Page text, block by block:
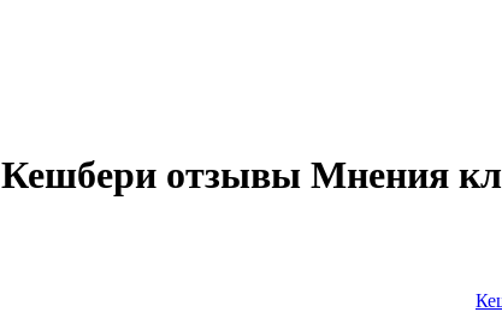
Кешбери отзывы Мнения